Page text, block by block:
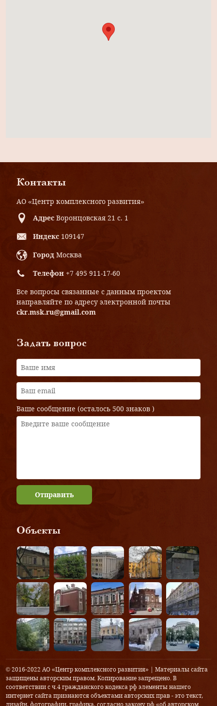
Контакты
АО «Центр комплексного развития»
Адрес Воронцовская 21 с. 1
Индекс 109147
Город Москва
Телефон +7 495 911-17-60
Все вопросы связанные с данным проектом
направляйте по адресу электронной почты
ckr.msk.ru@gmail.com
Задать вопрос
Ваше сообщение (осталось 500 знаков )
Отправить
Объекты
© 2016-2022 АО «Центр комплексного развития» | Материалы сайта
защищены авторским правом. Копирование запрещено. В
соответствии с ч.4 гражданского кодекса рф элементы нашего
интернет сайта признаются объектами авторских прав - это текст,
дизайн, фотографии, графика, согласно закону рф «об авторском